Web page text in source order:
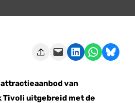
Deze pagina e-mailen Delen op LinkedIn Delen via WhatsApp Share on Bluesky
van
Tivoli uitgebreid met de